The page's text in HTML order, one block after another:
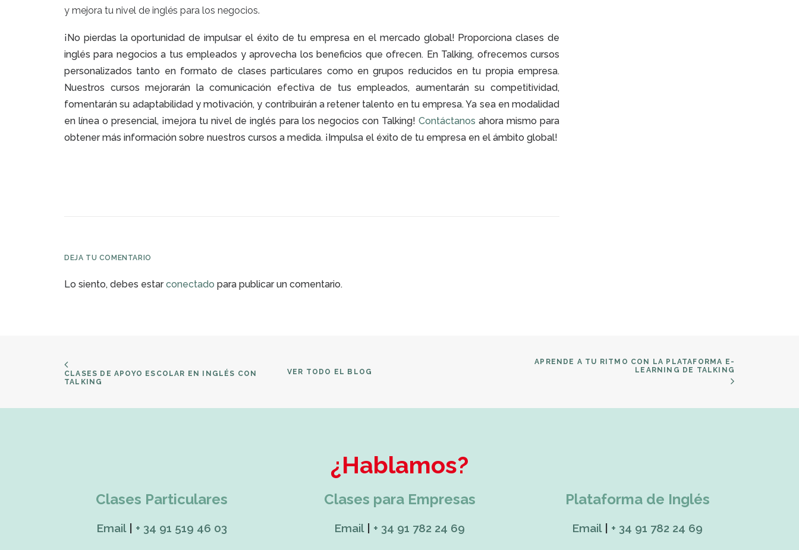
y mejora tu nivel de inglés para los negocios.
¡No pierdas la oportunidad de impulsar el éxito de tu empresa en el mercado global! Proporciona clases de
inglés para negocios a tus empleados y aprovecha los beneficios que ofrecen. En Talking, ofrecemos cursos
personalizados tanto en formato de clases particulares como en grupos reducidos en tu propia empresa.
Nuestros cursos mejorarán la comunicación efectiva de tus empleados, aumentarán su competitividad,
fomentarán su adaptabilidad y motivación, y contribuirán a retener talento en tu empresa. Ya sea en modalidad
en línea o presencial, ¡mejora tu nivel de inglés para los negocios con Talking! Contáctanos ahora mismo para
obtener más información sobre nuestros cursos a medida. ¡Impulsa el éxito de tu empresa en el ámbito global!
DEJA TU COMENTARIO
Lo siento, debes estarconectado para publicar un comentario.
CLASES DE APOYO ESCOLAR EN INGLÉS CON
TALKING
VER TODO EL BLOG
APRENDE A TU RITMO CON LA PLATAFORMA E-
LEARNING DE TALKING
¿Hablamos?
Clases Particulares
Email| + 34 91 519 46 03
Clases para Empresas
Email| + 34 91 782 24 69
Plataforma de Inglés
Email| + 34 91 782 24 69